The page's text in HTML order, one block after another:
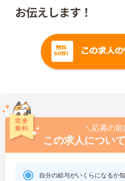
＼応募の
この求人につい
自分の給与がいくらになるか